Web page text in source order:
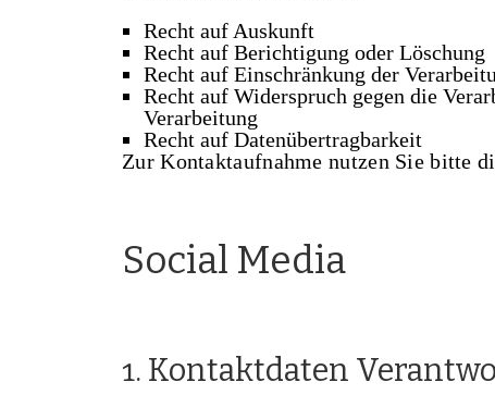
Recht auf Auskunft
Recht auf Berichtigung oder Löschung
Recht auf Einschränkung der
Recht auf Widerspruch gegen die
Verarbeitung
Recht auf Datenübertragbarkeit
Zur Kontaktaufnahme nutzen Sie bitte
Social Media
1. Kontaktdaten